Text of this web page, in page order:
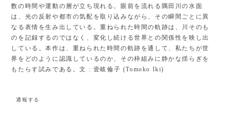
数の時間や運動の層が立ち現れる。眼前を流れる隅田川の水面
は、光の反射や都市の気配を取り込みながら、その瞬間ごとに異
なる表情を生み出している。重ねられた時間の軌跡は、川そのも
のを記録するのではなく、変化し続ける世界との関係性を映し出
している。本作は、重ねられた時間の軌跡を通して、私たちが世
界をどのように認識しているのか、その枠組みに静かな揺らぎを
もたらす試みである。文 : 壹岐倫子 (Tomoko Iki)
通報する